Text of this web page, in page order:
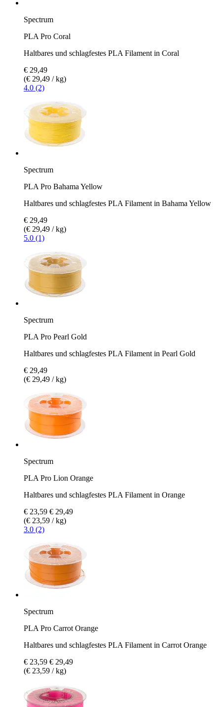
Spectrum
PLA Pro Coral
Haltbares und schlagfestes PLA Filament in Coral
€ 29,49
(€ 29,49 / kg)
4.0 (2)
Spectrum
PLA Pro Bahama Yellow
Haltbares und schlagfestes PLA Filament in Bahama Yellow
€ 29,49
(€ 29,49 / kg)
5.0 (1)
Spectrum
PLA Pro Pearl Gold
Haltbares und schlagfestes PLA Filament in Pearl Gold
€ 29,49
(€ 29,49 / kg)
Spectrum
PLA Pro Lion Orange
Haltbares und schlagfestes PLA Filament in Orange
€ 23,59 € 29,49
(€ 23,59 / kg)
3.0 (2)
Spectrum
PLA Pro Carrot Orange
Haltbares und schlagfestes PLA Filament in Carrot Orange
€ 23,59 € 29,49
(€ 23,59 / kg)